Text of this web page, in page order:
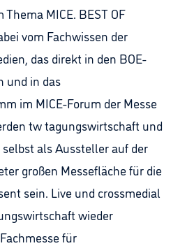
MICE. BEST OF
vom Fachwissen der
das direkt in den BOE-
und in das
im MICE-Forum der Messe
tw tagungswirtschaft und
als Aussteller auf der
großen Messefläche für die
sein. Live und crossmedial
wieder
für